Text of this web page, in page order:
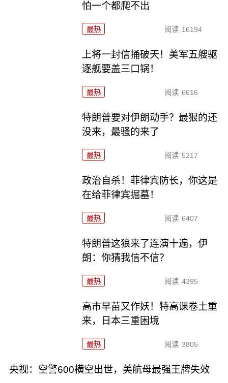
怕一个都爬不出
最热 阅读 16194
上将一封信捅破天！美军五艘驱
逐舰要盖三口锅！
最热 阅读 6616
特朗普要对伊朗动手？最狠的还
没来，最骚的来了
最热 阅读 5217
政治自杀！菲律宾防长，你这是
在给菲律宾掘墓！
最热 阅读 6407
特朗普这狼来了连演十遍，伊
朗：你猜我信不信？
最热 阅读 4395
高市早苗又作妖！特高课卷土重
来，日本三重困境
最热 阅读 3805
央视：空警600横空出世，美航母最强王牌失效